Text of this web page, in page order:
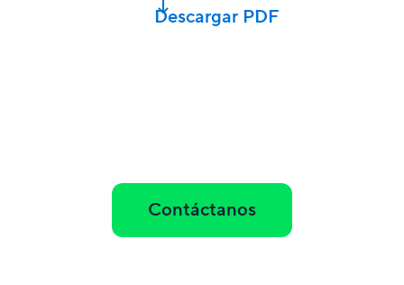
Descargar PDF
Contáctanos